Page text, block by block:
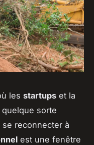
les startups et la
sorte
reconnecter à
est une fenêtre